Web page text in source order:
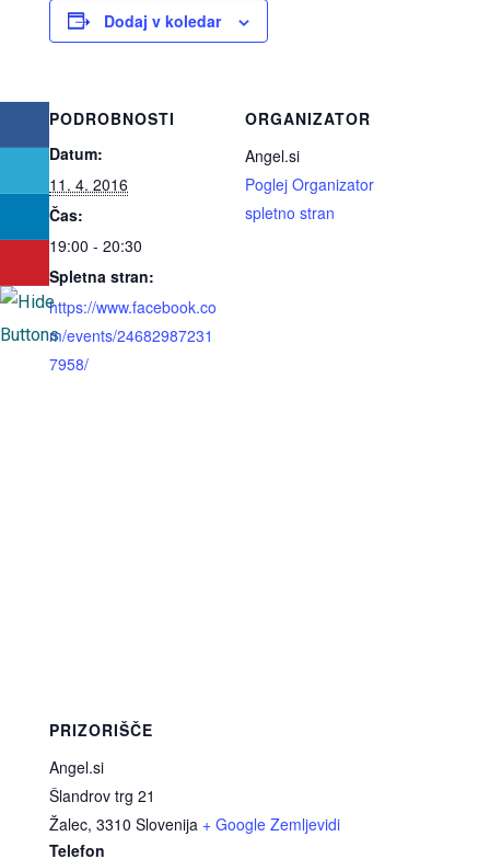
Dodaj v koledar
PODROBNOSTI
Datum:
11. 4. 2016
Čas:
19:00 - 20:30
Spletna stran:
https://www.facebook.co
m/events/24682987231
7958/
ORGANIZATOR
Angel.si
Poglej Organizator
spletno stran
PRIZORIŠČE
Angel.si
Šlandrov trg 21
Žalec, 3310 Slovenija + Google Zemljevidi
Telefon